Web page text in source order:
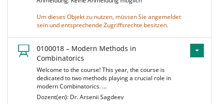
Um dieses Objekt zu nutzen, müssen Sie angemeldet
sein und entsprechende Zugriffsrechte besitzen.
0100018 – Modern Methods in
Combinatorics
Welcome to the course! This year, the course is
dedicated to two methods playing a crucial role in
modern Combinatorics. …
Dozent(en): Dr. Arsenii Sagdeev